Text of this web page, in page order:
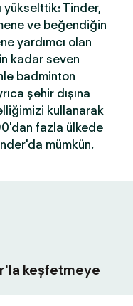
yükselttik: Tinder,
ve beğendiğin
yardımcı olan
kadar seven
badminton
şehir dışına
kullanarak
fazla ülkede
mümkün.
keşfetmeye